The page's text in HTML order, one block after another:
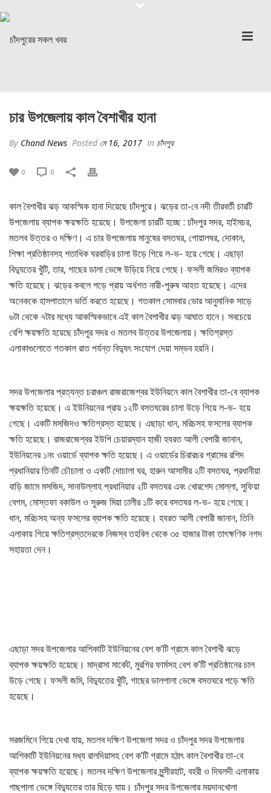
চার উপজেলায় কাল বৈশাখীর হানা
By Chand News Posted মে 16, 2017 In চাঁদপুর
0 0
কাল বৈশাখীর ঝড় আকস্মিক হানা দিয়েছে চাঁদপুরে। ঝড়ের তা-বে নদী তীরবর্তী চারটি
উপজেলায় ব্যাপক ক্ষয়ক্ষতি হয়েছে। উপজেলা চারটি হচ্ছে : চাঁদপুর সদর, হাইমচর,
মতলব উত্তর ও দক্ষিণ। এ চার উপজেলায় মানুষের বসতঘর, গোয়ালঘর, দোকান,
শিক্ষা প্রতিষ্ঠানসহ শতাধিক ঘরবাড়ির চালা উড়ে গিয়ে ল-ভ- হয়ে গেছে। এছাড়া
বিদ্যুতের খুঁটি, তার, গাছের ডালা ভেঙ্গে উড়িয়ে নিয়ে গেছে। ফসলী জমিরও ব্যাপক
ক্ষতি হয়েছে। ঝড়ের কবলে পড়ে প্রায় অর্ধশত নারী-পুরুষ আহত হয়েছে। এদের
অনেককে হাসপাতালে ভর্তি করতে হয়েছে। গতকাল সোমবার ভোর আনুমানিক সাড়ে
৬টা থেকে ৭টার মধ্যে আকস্মিকভাবে এই কাল বৈশাখীর ঝড় আঘাত হানে। সবচেয়ে
বেশি ক্ষয়ক্ষতি হয়েছে চাঁদপুর সদর ও মতলব উত্তর উপজেলায়। ক্ষতিগ্রস্ত
এলাকাগুলোতে গতকাল রাত পর্যন্ত বিদ্যুৎ সংযোগ দেয়া সম্ভব হয়নি।
সদর উপজেলার প্রত্যন্ত চরাঞ্চল রাজরাজেশ্বর ইউনিয়নে কাল বৈশাখীর তা-বে ব্যাপক
ক্ষয়ক্ষতি হয়েছে। এ ইউনিয়নের প্রায় ১২টি বসতঘরের চালা উড়ে গিয়ে ল-ভ- হয়ে
গেছে। একটি মসজিদও ক্ষতিগ্রস্ত হয়েছে। এছাড়া ধান, মরিচসহ ফসলের ব্যাপক
ক্ষতি হয়েছে। রাজরাজেশ্বর ইউপি চেয়ারম্যান হাজী হযরত আলী বেপারী জানান,
ইউনিয়নের ১নং ওয়ার্ডে ব্যাপক ক্ষতি হয়েছে। এ ওয়ার্ডের চিরারচর গ্রামের রশিদ
প্রধানিয়ার তিনটি চৌচালা ও একটি দোচালা ঘর, হারুন আসামীর ২টি বসতঘর, প্রধানীয়া
বাড়ি জামে মসজিদ, সানাউল্লাহ প্রধানিয়ার ২টি বসতঘর এবং খোরশেদ মোল্লা, সুফিয়া
বেগম, মোস্তফা বকাউল ও সুরুজ মিয়া ঢালীর ১টি করে বসতঘর ল-ভ- হয়ে গেছে।
ধান, মরিচসহ অন্য ফসলের ব্যাপক ক্ষতি হয়েছে। হযরত আলী বেপারী জানান, তিনি
এলাকায় গিয়ে ক্ষতিগ্রস্তদেরকে নিজস্ব তহবিল থেকে ৩৫ হাজার টাকা তাৎক্ষণিক নগদ
সহায়তা দেন।
এছাড়া সদর উপজেলার আশিকাটি ইউনিয়নের বেশ ক’টি গ্রামে কাল বৈশাখী ঝড়ে
ব্যাপক ক্ষয়ক্ষতি হয়েছে। মাদ্রাসা মার্কেট, মুরগির ফার্মসহ বেশ ক’টি প্রতিষ্ঠানের চাল
উড়ে গেছে। ফসলী জমি, বিদ্যুতের খুঁটি, গাছের ডালপালা ভেঙ্গে বসতঘরে পড়ে ক্ষতি
হয়েছে।
সরজমিনে গিয়ে দেখা যায়, মতলব দক্ষিণ উপজেলা সদর ও চাঁদপুর সদর উপজেলার
আশিকাটি ইউনিয়নের মধ্য রালদিয়াসহ বেশ ক’টি গ্রামে হঠাৎ কাল বৈশাখীর তা-বে
ব্যাপক ক্ষয়ক্ষতি হয়েছে। মতলব দক্ষিণ উপজেলার মুন্সীরহাট, বহরী ও দিঘলদী এলাকায়
গাছপালা ভেঙ্গে বিদ্যুতের তার ছিড়ে যায়। চাঁদপুর সদর উপজেলার ময়দানখোলা